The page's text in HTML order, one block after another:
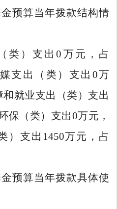
金预算当年拨款结构情
类）支出0 万元，占
支出（类）支出 0万
和就业支出（类）支出
保（类）支出0万元，
）支出 1450万元，占
金预算当年拨款具体使